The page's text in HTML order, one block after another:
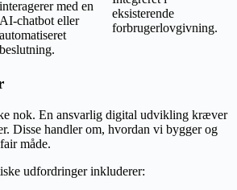
interagerer med en
AI-chatbot eller
automatiseret
beslutning.
eksisterende
forbrugerlovgivning.
nok. En ansvarlig digital udvikling kræver
Disse handler om, hvordan vi bygger og
måde.
udfordringer inkluderer: